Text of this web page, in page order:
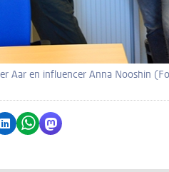
Aar en influencer Anna Nooshin
Facebook
via Bluesky
Delen op LinkedIn
Delen via WhatsApp
Delen via Mastodon